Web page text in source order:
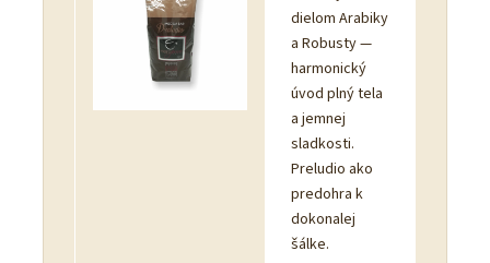
dielom Arabiky
a Robusty —
harmonický
úvod plný tela
a jemnej
sladkosti.
Preludio ako
predohra k
dokonalej
šálke.